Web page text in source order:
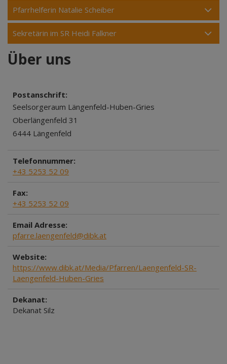
Pfarrhelferin Natalie Scheiber
Sekretärin im SR Heidi Falkner
Über uns
Postanschrift:
Seelsorgeraum Längenfeld-Huben-Gries
Oberlängenfeld 31
6444 Längenfeld
Telefonnummer:
+43 5253 52 09
Fax:
+43 5253 52 09
Email Adresse:
pfarre.laengenfeld@dibk.at
Website:
https://www.dibk.at/Media/Pfarren/Laengenfeld-SR-
Laengenfeld-Huben-Gries
Dekanat:
Dekanat Silz